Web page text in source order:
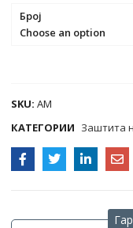
Број
Choose an option
SKU:AM
КАТЕГОРИИ Заштита